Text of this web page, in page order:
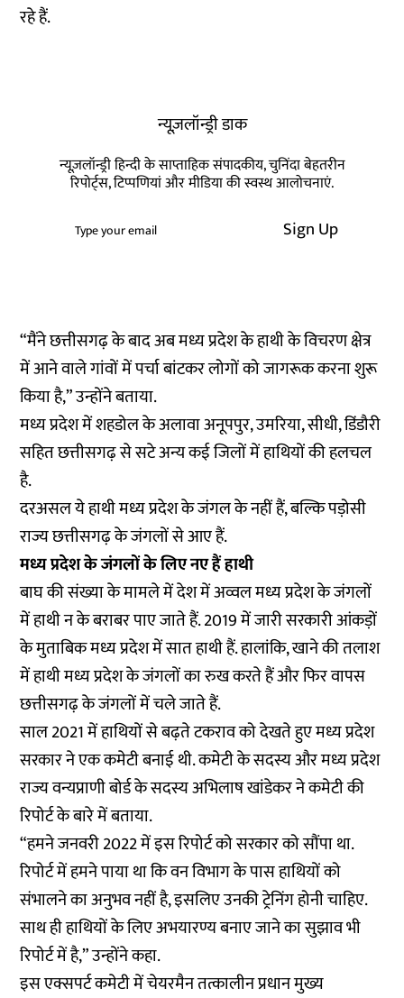
रहे हैं.
न्यूज़लॉन्ड्री डाक
न्यूज़लॉन्ड्री हिन्दी के साप्ताहिक संपादकीय, चुनिंदा बेहतरीन
रिपोर्ट्स, टिप्पणियां और मीडिया की स्वस्थ आलोचनाएं.
Sign Up
“मैंने छत्तीसगढ़ के बाद अब मध्य प्रदेश के हाथी के विचरण क्षेत्र
में आने वाले गांवों में पर्चा बांटकर लोगों को जागरूक करना शुरू
किया है,” उन्होंने बताया.
मध्य प्रदेश में शहडोल के अलावा अनूपपुर, उमरिया, सीधी, डिंडौरी
सहित छत्तीसगढ़ से सटे अन्य कई जिलों में हाथियों की हलचल
है.
दरअसल ये हाथी मध्य प्रदेश के जंगल के नहीं हैं, बल्कि पड़ोसी
राज्य छत्तीसगढ़ के जंगलों से आए हैं.
मध्य प्रदेश के जंगलों के लिए नए हैं हाथी
बाघ की संख्या के मामले में देश में अव्वल मध्य प्रदेश के जंगलों
में हाथी न के बराबर पाए जाते हैं. 2019 में जारी सरकारीआंकड़ों
के मुताबिक मध्य प्रदेश में सात हाथी हैं. हालांकि, खाने की तलाश
में हाथी मध्य प्रदेश के जंगलों का रुख करते हैं और फिर वापस
छत्तीसगढ़ के जंगलों में चले जाते हैं.
साल 2021 में हाथियों से बढ़ते टकराव को देखते हुए मध्य प्रदेश
सरकार ने एक कमेटी बनाई थी. कमेटी के सदस्य और मध्य प्रदेश
राज्य वन्यप्राणी बोर्ड के सदस्य अभिलाष खांडेकर ने कमेटी की
रिपोर्ट के बारे में बताया.
“हमने जनवरी 2022 में इस रिपोर्ट को सरकार को सौंपा था.
रिपोर्ट में हमने पाया था कि वन विभाग के पास हाथियों को
संभालने का अनुभव नहीं है, इसलिए उनकी ट्रेनिंग होनी चाहिए.
साथ ही हाथियों के लिए अभयारण्य बनाए जाने का सुझाव भी
रिपोर्ट में है,” उन्होंने कहा.
इस एक्सपर्ट कमेटी में चेयरमैन तत्कालीन प्रधान मुख्य